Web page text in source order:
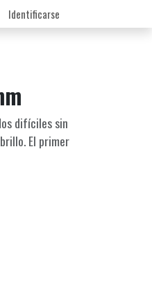
Identificarse
difíciles sin
El primer